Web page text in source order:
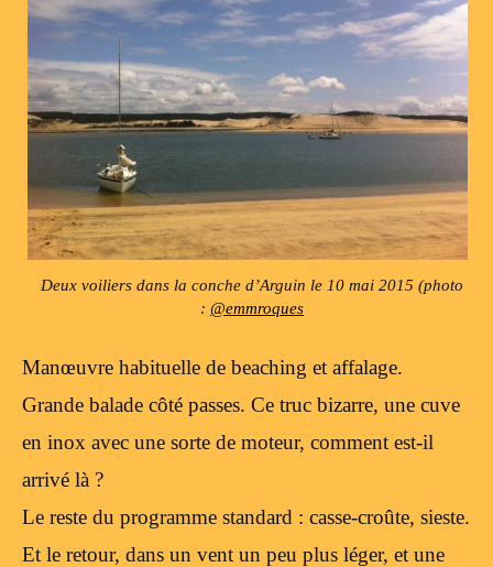
Deux voiliers dans la conche d’Arguin le 10 mai 2015 (photo
: @emmroques
Manœuvre habituelle de beaching et affalage.
Grande balade côté passes. Ce truc bizarre, une cuve
en inox avec une sorte de moteur, comment est-il
arrivé là ?
Le reste du programme standard : casse-croûte, sieste.
Et le retour, dans un vent un peu plus léger, et une